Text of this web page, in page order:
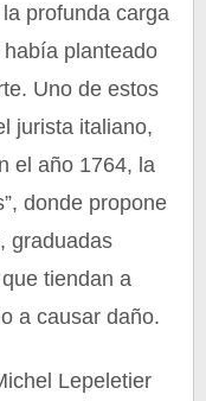
profunda carga
planteado
Uno de estos
jurista italiano,
el año 1764, la
donde propone
graduadas
tiendan a
a causar daño.
Lepeletier